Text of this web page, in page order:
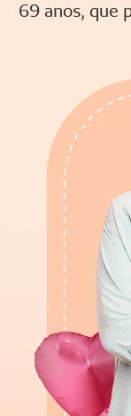
69 anos, que